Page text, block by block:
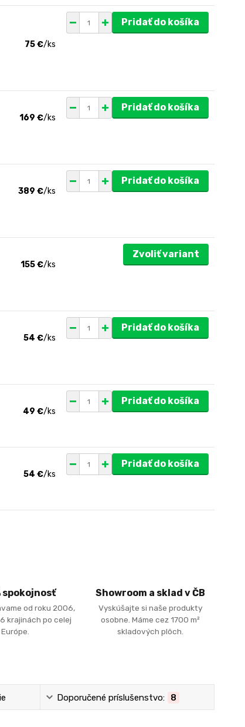
75 €/ks
Pridať do košíka
169 €/ks
Pridať do košíka
389 €/ks
Pridať do košíka
155 €/ks
Zvoliť variant
54 €/ks
Pridať do košíka
49 €/ks
Pridať do košíka
54 €/ks
Pridať do košíka
spokojnosť
od roku 2006,
krajinách po celej
Európe.
Showroom a sklad v ČB
Vyskúšajte si naše produkty
osobne. Máme cez 1700 m²
skladových plôch.
Doporučené príslušenstvo: 8